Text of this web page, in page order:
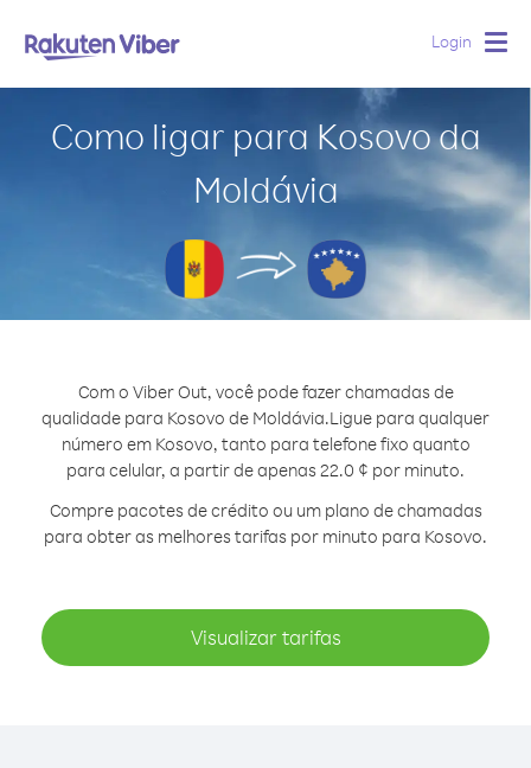
Login
Como ligar para Kosovo da
Moldávia
Com o Viber Out, você pode fazer chamadas de
qualidade para Kosovo de Moldávia.Ligue para qualquer
número em Kosovo, tanto para telefone fixo quanto
para celular, a partir de apenas 22.0 ¢ por minuto.
Compre pacotes de crédito ou um plano de chamadas
para obter as melhores tarifas por minuto para Kosovo.
Visualizar tarifas